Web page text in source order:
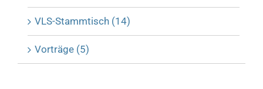
VLS-Stammtisch (14)
Vorträge (5)